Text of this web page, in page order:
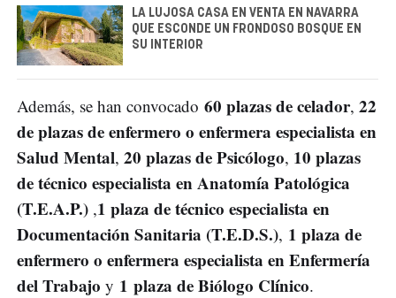
LA LUJOSA CASA EN VENTA EN NAVARRA
QUE ESCONDE UN FRONDOSO BOSQUE EN
SU INTERIOR
Además, se han convocado 60 plazas de celador, 22
de plazas de enfermero o enfermera especialista en
Salud Mental, 20 plazas de Psicólogo, 10 plazas
de técnico especialista en Anatomía Patológica
(T.E.A.P.) ,1 plaza de técnico especialista en
Documentación Sanitaria (T.E.D.S.), 1 plaza de
enfermero o enfermera especialista en Enfermería
del Trabajo y 1 plaza de Biólogo Clínico.